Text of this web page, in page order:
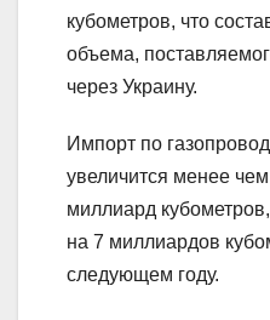
кубометров, что
объема,
через Украину.
Импорт по
увеличится менее
миллиард
на 7 миллиардов
следующем году.